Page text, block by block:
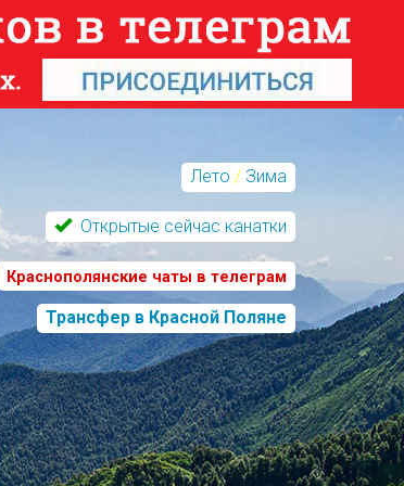
Лето / Зима
Открытые сейчас канатки
Краснополянские чаты в телеграм
Трансфер в Красной Поляне